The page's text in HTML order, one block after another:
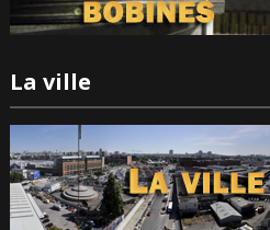
La ville